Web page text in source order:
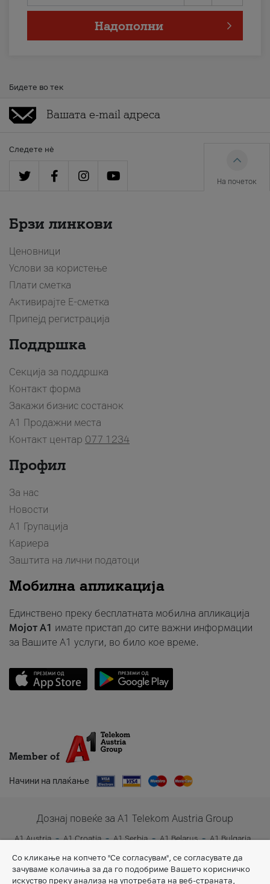
Надополни
Бидете во тек
Следете нè
На почеток
Брзи линкови
Ценовници
Услови за користење
Плати сметка
Активирајте Е-сметка
Припејд регистрација
Поддршка
Секција за поддршка
Контакт форма
Закажи бизнис состанок
A1 Продажни места
Контакт центар 077 1234
Профил
За нас
Новости
А1 Групација
Кариера
Заштита на лични податоци
Мобилна апликација
Единствено преку бесплатната мобилна апликација
Мојот A1 имате пристап до сите важни информации
за Вашите A1 услуги, во било кое време.
Member of
Начини на плаќање
Дознај повеќе за A1 Telekom Austria Group
A1 Austria A1 Croatia A1 Serbia A1 Belarus
A1 Bulgaria
Со кликање на копчето "Се согласувам", се согласувате да
зачуваме колачиња за да го подобриме Вашето корисничко
искуство преку анализа на употребата на веб-страната,